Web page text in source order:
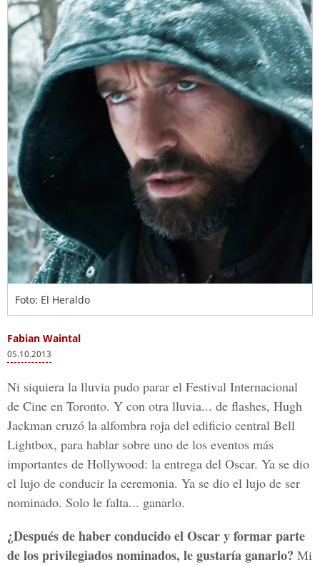
Foto: El Heraldo
Fabian Waintal
05.10.2013
Ni siquiera la lluvia pudo parar el Festival Internacional
de Cine en Toronto. Y con otra lluvia... de flashes, Hugh
Jackman cruzó la alfombra roja del edificio central Bell
Lightbox, para hablar sobre uno de los eventos más
importantes de Hollywood: la entrega del Oscar. Ya se dio
el lujo de conducir la ceremonia. Ya se dio el lujo de ser
nominado. Solo le falta... ganarlo.
¿Después de haber conducido el Oscar y formar parte
de los privilegiados nominados, le gustaría ganarlo? Mi